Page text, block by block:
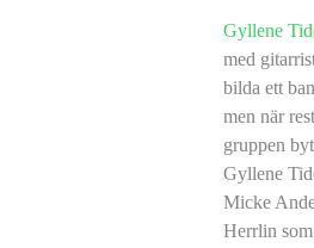
Gyllene
med
bilda ett
men när
gruppen
Gyllene
Micke
Herrlin